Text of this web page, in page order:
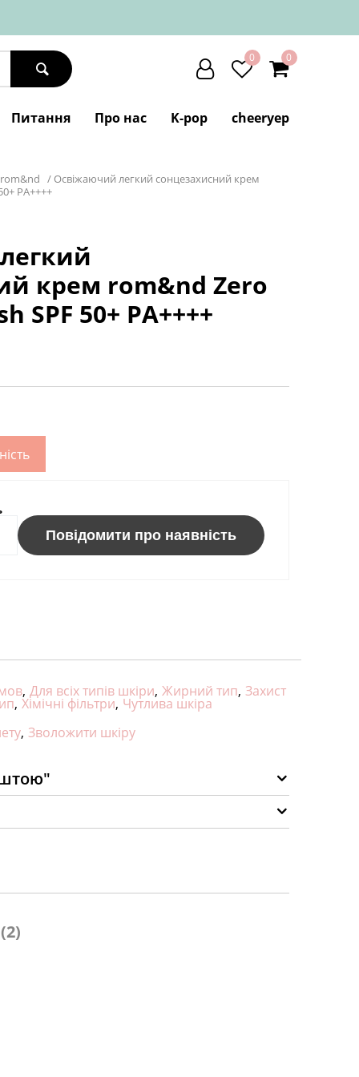
0 0
Питання Про нас K-pop cheeryep
rom&nd / Освіжаючий легкий сонцезахисний крем
PA++++
крем rom&nd Zero
SPF 50+ PA++++
Повідомити про наявність
, Для всіх типів шкіри, Жирний тип, Захист
, Хімічні фільтри, Чутлива шкіра
, Зволожити шкіру